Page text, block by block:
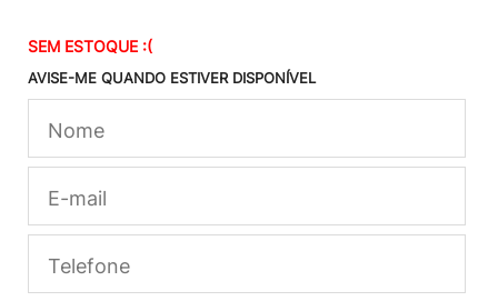
SEM ESTOQUE :(
AVISE-ME QUANDO ESTIVER DISPONÍVEL